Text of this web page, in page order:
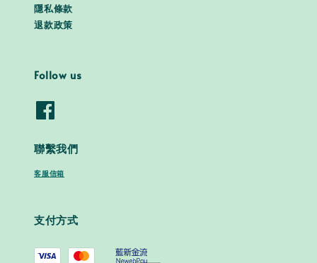
隱私條款
退款政策
Follow us
聯繫我們
客服信箱
支付方式